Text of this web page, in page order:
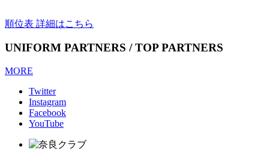
順位表 詳細はこちら
UNIFORM PARTNERS / TOP PARTNERS
MORE
Twitter
Instagram
Facebook
YouTube